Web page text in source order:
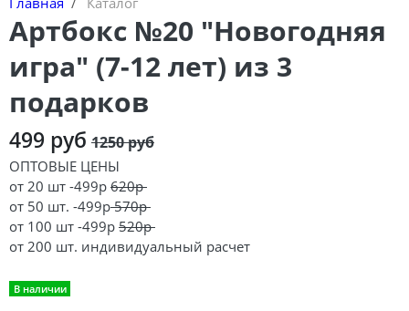
Артбокс №20 "Новогодняя
игра" (7-12 лет) из 3
подарков
499 руб 1250 руб
ОПТОВЫЕ ЦЕНЫ
от 20 шт -499р 620р
от 50 шт. -499р570р
от 100 шт -499р 520р
от 200 шт. индивидуальный расчет
В наличии